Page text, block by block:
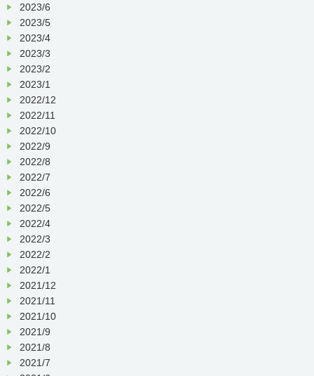
2023/6
2023/5
2023/4
2023/3
2023/2
2023/1
2022/12
2022/11
2022/10
2022/9
2022/8
2022/7
2022/6
2022/5
2022/4
2022/3
2022/2
2022/1
2021/12
2021/11
2021/10
2021/9
2021/8
2021/7